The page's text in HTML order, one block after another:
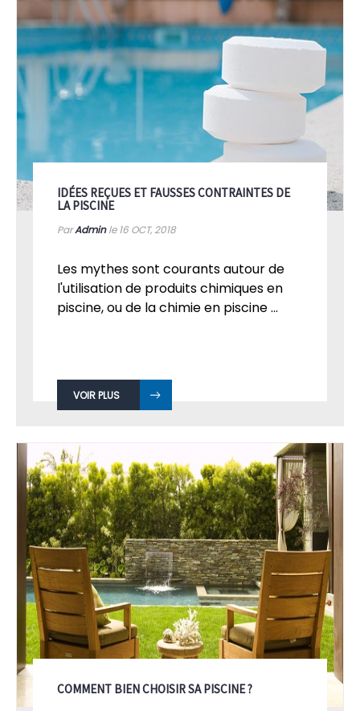
IDÉES REÇUES ET FAUSSES CONTRAINTES DE
LA PISCINE
ParAdminle 16 OCT, 2018
Les mythes sont courants autour de
l'utilisation de produits chimiques en
piscine, ou de la chimie en piscine ...
VOIR PLUS
COMMENT BIEN CHOISIR SA PISCINE ?